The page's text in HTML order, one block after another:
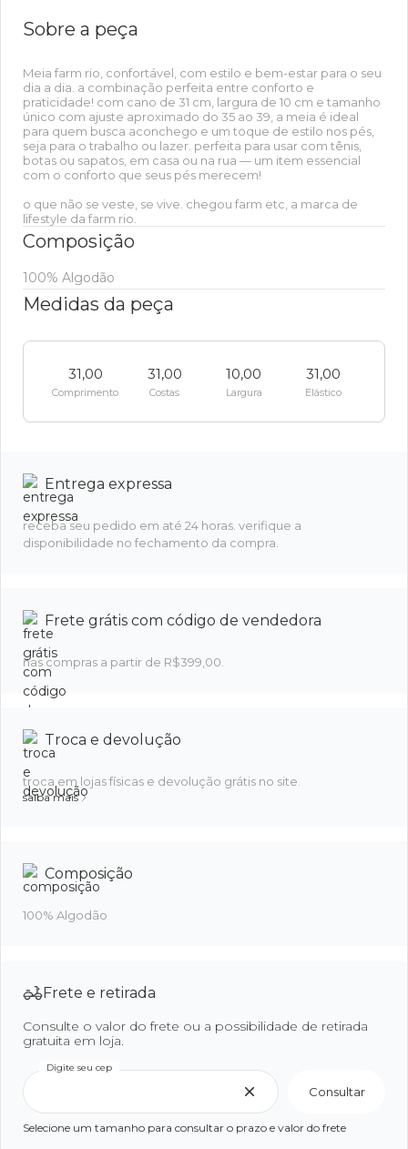
Sobre a peça
Meia farm rio, confortável, com estilo e bem-estar para o seu
dia a dia. a combinação perfeita entre conforto e
praticidade! com cano de 31 cm, largura de 10 cm e tamanho
único com ajuste aproximado do 35 ao 39, a meia é ideal
para quem busca aconchego e um toque de estilo nos pés,
seja para o trabalho ou lazer. perfeita para usar com tênis,
botas ou sapatos, em casa ou na rua — um item essencial
com o conforto que seus pés merecem!
o que não se veste, se vive. chegou farm etc, a marca de
lifestyle da farm rio.
Composição
100% Algodão
Medidas da peça
31,00
Comprimento
31,00
Costas
10,00
Largura
31,00
Elástico
Entrega expressa
receba seu pedido em até 24 horas. verifique a
disponibilidade no fechamento da compra.
Frete grátis com código de vendedora
nas compras a partir de R$399,00.
Troca e devolução
troca em lojas físicas e devolução grátis no site.
saiba mais
Composição
100% Algodão
Frete e retirada
Consulte o valor do frete ou a possibilidade de retirada
gratuita em loja.
Digite seu cep
Consultar
Selecione um tamanho para consultar o prazo e valor do frete